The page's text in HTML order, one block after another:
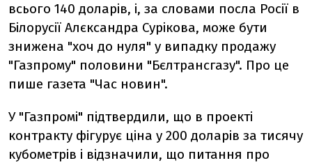
всього 140 доларів, і, за словами посла Росії в
Білорусії Алєксандра Сурікова, може бути
знижена "хоч до нуля" у випадку продажу
"Газпрому" половини "Бєлтрансгазу". Про це
пише газета "Час новин".
У "Газпромі" підтвердили, що в проекті
контракту фігурує ціна у 200 доларів за тисячу
кубометрів і відзначили, що питання про